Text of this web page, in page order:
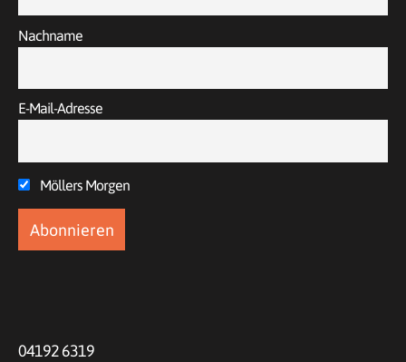
Nachname
E-Mail-Adresse
Möllers Morgen
04192 6319